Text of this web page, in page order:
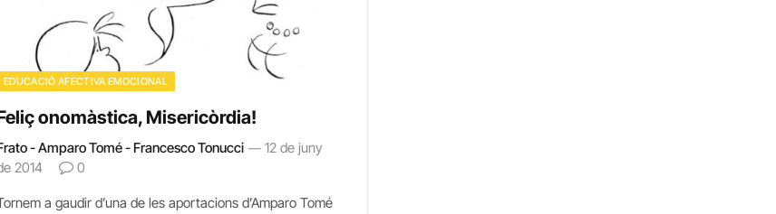
EDUCACIÓ AFECTIVA EMOCIONAL
onomàstica, Misericòrdia!
- Amparo Tomé - Francesco Tonucci
12 de juny
2014
0
a gaudir d’una de les aportacions d’Amparo Tomé